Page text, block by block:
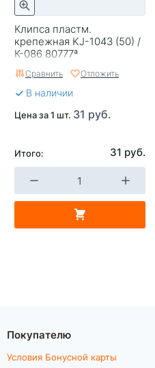
Клипса пластм.
крепежная KJ-1043 (50) /
К-086 80777ª
Сравнить Отложить
В наличии
Цена за 1 шт. 31 руб.
Итого: 31 руб.
Покупателю
Условия Бонусной карты